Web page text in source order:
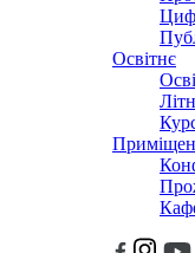
Освітнє